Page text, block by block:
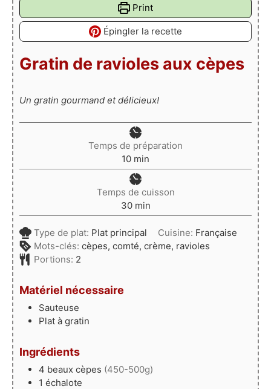
Print
Épingler la recette
Gratin de ravioles aux cèpes
Un gratin gourmand et délicieux!
Temps de préparation
10minutes
min
Temps de cuisson
30minutes
min
Type de plat: Plat principal Cuisine: Française
Mots-clés: cèpes, comté, crème, ravioles
Portions: 2
Matériel nécessaire
Sauteuse
Plat à gratin
Ingrédients
4 beaux cèpes (450-500g)
1 échalote